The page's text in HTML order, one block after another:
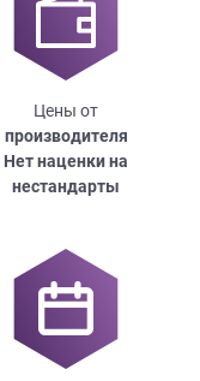
Цены от
производителя
Нет наценки на
нестандарты